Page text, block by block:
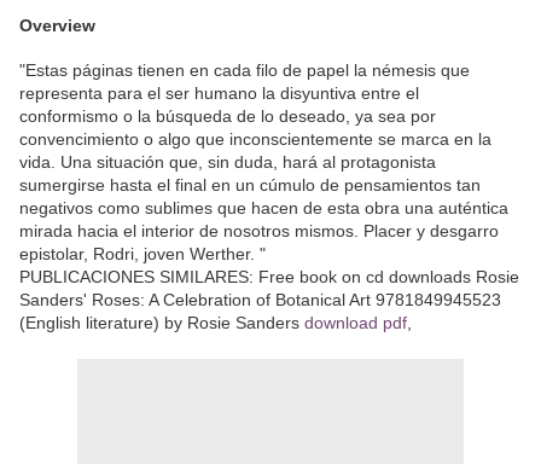
Overview
"Estas páginas tienen en cada filo de papel la némesis que
representa para el ser humano la disyuntiva entre el
conformismo o la búsqueda de lo deseado, ya sea por
convencimiento o algo que inconscientemente se marca en la
vida. Una situación que, sin duda, hará al protagonista
sumergirse hasta el final en un cúmulo de pensamientos tan
negativos como sublimes que hacen de esta obra una auténtica
mirada hacia el interior de nosotros mismos. Placer y desgarro
epistolar, Rodri, joven Werther. "
PUBLICACIONES SIMILARES: Free book on cd downloads Rosie
Sanders' Roses: A Celebration of Botanical Art 9781849945523
(English literature) by Rosie Sanders download pdf,